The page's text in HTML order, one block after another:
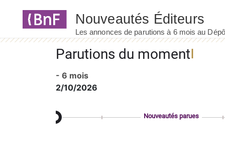
Parutions du moment
- 6 mois
2/10/2026
Nouveautés parues